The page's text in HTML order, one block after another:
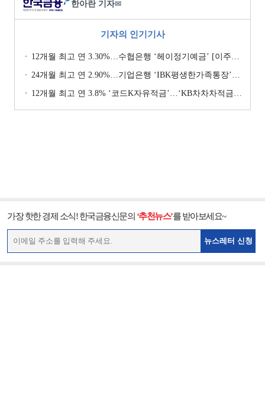
한아란 기자✉
기자의 인기기사
12개월 최고 연 3.30%…수협은행 ‘헤이정기예금’ [이주의 은행 예금금리-1월 2주]
24개월 최고 연 2.90%…기업은행 ‘IBK평생한가족통장’ [이주의 은행 예금금리-1월 2주]
12개월 최고 연 3.8% ‘코드K자유적금’…‘KB차차차적금’ 8% 이자 [이주의 은행 적금금리-1월 2주]
가장 핫한 경제 소식! 한국금융신문의 ‘추천뉴스’를 받아보세요~
뉴스레터 신청